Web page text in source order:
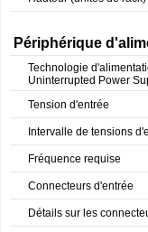
Périphérique
Technologie
Uninterrupted Power
Tension d'entrée
Intervalle de tensions
Fréquence requise
Connecteurs d'entrée
Détails sur les